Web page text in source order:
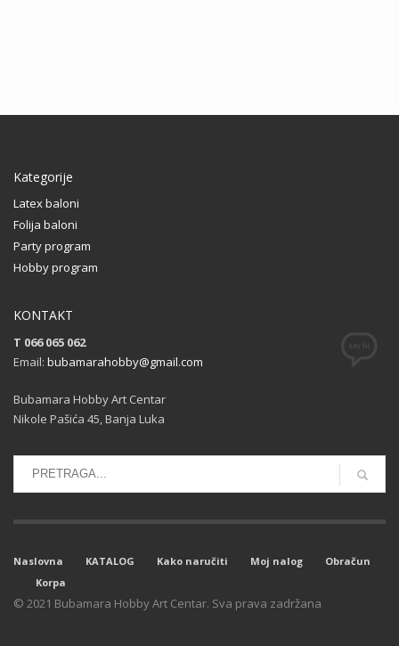
Kategorije
Latex baloni
Folija baloni
Party program
Hobby program
KONTAKT
T 066 065 062
Email: bubamarahobby@gmail.com
Bubamara Hobby Art Centar
Nikole Pašića 45, Banja Luka
Naslovna KATALOG Kako naručiti Moj nalog
Obračun
Korpa
© 2021 Bubamara Hobby Art Centar. Sva prava zadržana